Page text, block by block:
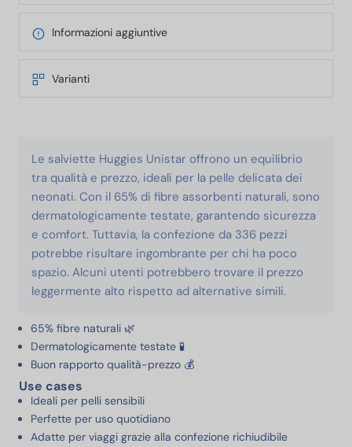
Informazioni aggiuntive
Varianti
Le salviette Huggies Unistar offrono un equilibrio
tra qualità e prezzo, ideali per la pelle delicata dei
neonati. Con il 65% di fibre assorbenti naturali, sono
dermatologicamente testate, garantendo sicurezza
e comfort. Tuttavia, la confezione da 336 pezzi
potrebbe risultare ingombrante per chi ha poco
spazio. Alcuni utenti potrebbero trovare il prezzo
leggermente alto rispetto ad alternative simili.
65% fibre naturali 🌿
Dermatologicamente testate 🧪
Buon rapporto qualità-prezzo 💰
Use cases
Ideali per pelli sensibili
Perfette per uso quotidiano
Adatte per viaggi grazie alla confezione richiudibile